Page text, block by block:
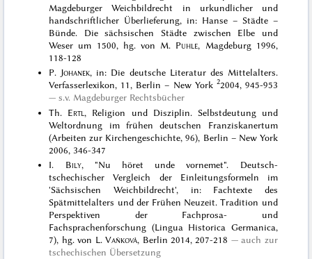
Magdeburger Weichbildrecht in urkundlicher und
handschriftlicher Überlieferung, in: Hanse – Städte –
Bünde. Die sächsischen Städte zwischen Elbe und
Weser um 1500, hg. von M. Puhle, Magdeburg 1996,
118-128
P. Johanek, in: Die deutsche Literatur des Mittelalters.
Verfasserlexikon, 11, Berlin – New York 22004, 945-953
s.v. Magdeburger Rechtsbücher
Th. Ertl , Religion und Disziplin. Selbstdeutung und
Weltordnung im frühen deutschen Franziskanertum
(Arbeiten zur Kirchengeschichte, 96), Berlin – New York
2006, 346-347
I. Bily, "Nu höret unde vornemet". Deutsch-
tschechischer Vergleich der Einleitungsformeln im
'Sächsischen Weichbildrecht', in: Fachtexte des
Spätmittelalters und der Frühen Neuzeit. Tradition und
Perspektiven der Fachprosa- und
Fachsprachenforschung (Lingua Historica Germanica,
7), hg. von L.Vaňková, Berlin 2014, 207-218
auch zur
tschechischen Übersetzung